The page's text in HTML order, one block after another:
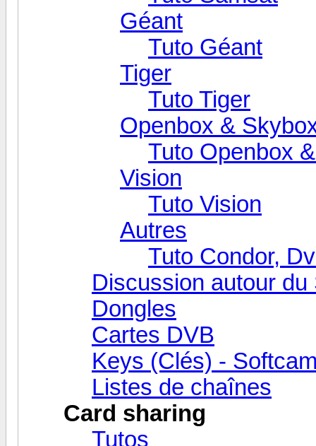
Géant
Tuto Géant
Tiger
Tuto Tiger
Openbox &
Tuto Openbox
Vision
Tuto Vision
Autres
Tuto Condor,
Discussion autour
Dongles
Cartes DVB
Keys (Clés) -
Listes de chaînes
Card sharing
Tutos